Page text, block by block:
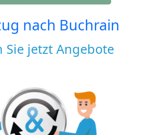
nach Buchrain
Sie jetzt Angebote